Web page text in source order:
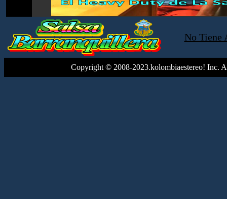
No Tiene
Copyright © 2008-2023.kolombiaestereo! Inc.